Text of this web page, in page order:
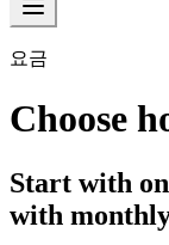
요금
Choose
Start with
with